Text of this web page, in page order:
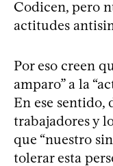
Codicen, pero
actitudes
Por eso creen
amparo” a la
En ese sentido,
trabajadores y
que “nuestro
tolerar esta